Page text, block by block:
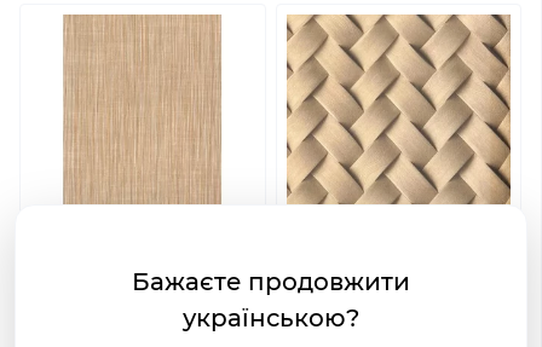
флизелиновой основе
Marburg Loft Essence Серый
флизелиновой основе
Marburg Loft Essence
Бажаєте продовжити
українською?